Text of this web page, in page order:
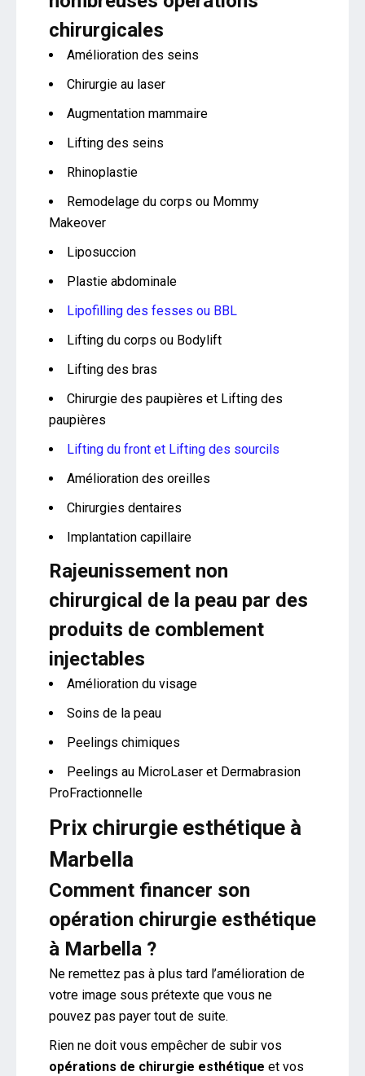
chirurgicales
Amélioration des seins
Chirurgie au laser
Augmentation mammaire
Lifting des seins
Rhinoplastie
Remodelage du corps ou Mommy
Makeover
Liposuccion
Plastie abdominale
Lipofilling des fesses ou BBL
Lifting du corps ou Bodylift
Lifting des bras
Chirurgie des paupières et Lifting des
paupières
Lifting du front et Lifting des sourcils
Amélioration des oreilles
Chirurgies dentaires
Implantation capillaire
Rajeunissement non
chirurgical de la peau par des
produits de comblement
injectables
Amélioration du visage
Soins de la peau
Peelings chimiques
Peelings au MicroLaser et Dermabrasion
ProFractionnelle
Prix chirurgie esthétique à
Marbella
Comment financer son
opération chirurgie esthétique
à Marbella ?
Ne remettez pas à plus tard l’amélioration de
votre image sous prétexte que vous ne
pouvez pas payer tout de suite.
Rien ne doit vous empêcher de subir vos
opérations de chirurgie esthétique et vos